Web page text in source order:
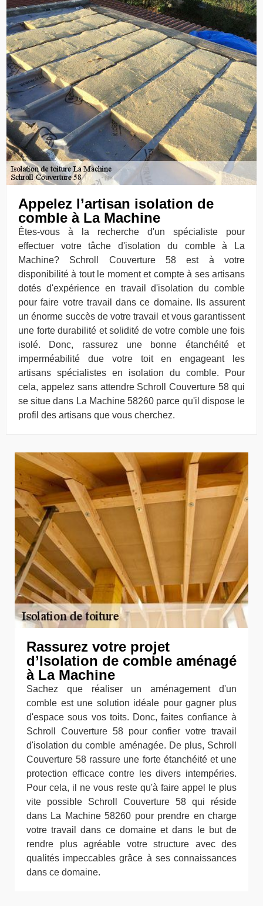
Appelez l’artisan isolation de
comble à La Machine
Êtes-vous à la recherche d'un spécialiste pour
effectuer votre tâche d'isolation du comble à La
Machine? Schroll Couverture 58 est à votre
disponibilité à tout le moment et compte à ses artisans
dotés d'expérience en travail d'isolation du comble
pour faire votre travail dans ce domaine. Ils assurent
un énorme succès de votre travail et vous garantissent
une forte durabilité et solidité de votre comble une fois
isolé. Donc, rassurez une bonne étanchéité et
imperméabilité due votre toit en engageant les
artisans spécialistes en isolation du comble. Pour
cela, appelez sans attendre Schroll Couverture 58 qui
se situe dans La Machine 58260 parce qu'il dispose le
profil des artisans que vous cherchez.
Rassurez votre projet
d’Isolation de comble aménagé
à La Machine
Sachez que réaliser un aménagement d'un
comble est une solution idéale pour gagner plus
d'espace sous vos toits. Donc, faites confiance à
Schroll Couverture 58 pour confier votre travail
d'isolation du comble aménagée. De plus, Schroll
Couverture 58 rassure une forte étanchéité et une
protection efficace contre les divers intempéries.
Pour cela, il ne vous reste qu'à faire appel le plus
vite possible Schroll Couverture 58 qui réside
dans La Machine 58260 pour prendre en charge
votre travail dans ce domaine et dans le but de
rendre plus agréable votre structure avec des
qualités impeccables grâce à ses connaissances
dans ce domaine.